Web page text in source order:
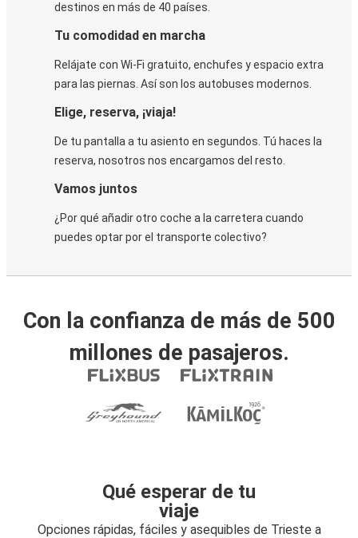
destinos en más de 40 países.
Tu comodidad en marcha
Relájate con Wi-Fi gratuito, enchufes y espacio extra
para las piernas. Así son los autobuses modernos.
Elige, reserva, ¡viaja!
De tu pantalla a tu asiento en segundos. Tú haces la
reserva, nosotros nos encargamos del resto.
Vamos juntos
¿Por qué añadir otro coche a la carretera cuando
puedes optar por el transporte colectivo?
Con la confianza de más de 500
millones de pasajeros.
Qué esperar de tu
viaje
Opciones rápidas, fáciles y asequibles de Trieste a